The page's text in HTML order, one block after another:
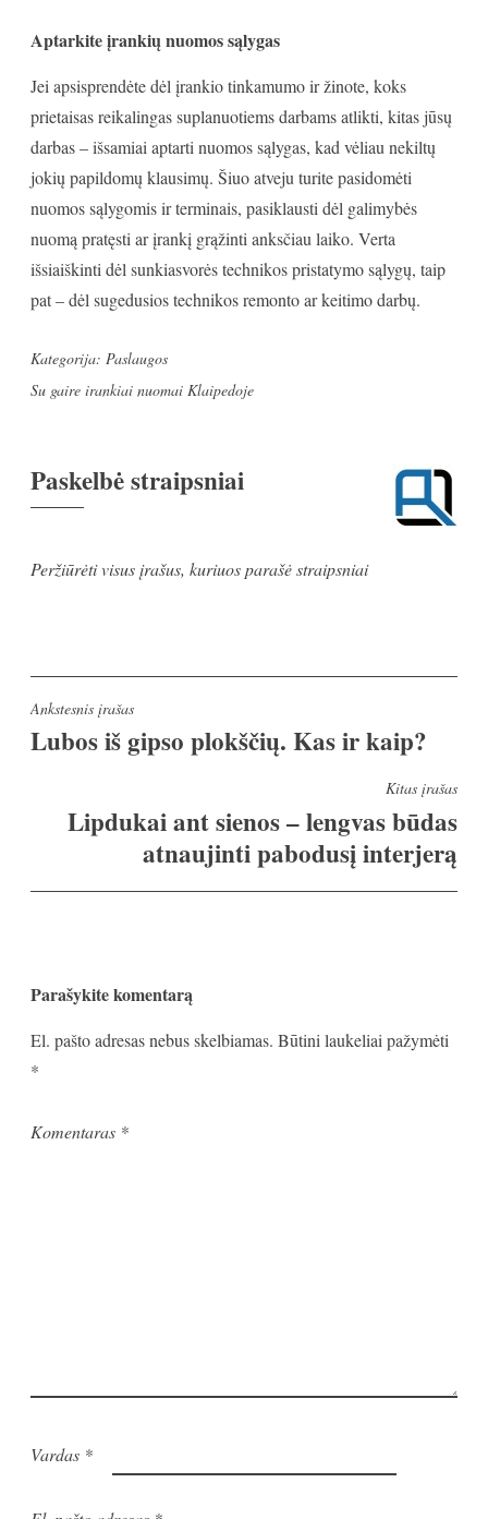
Aptarkite įrankių nuomos sąlygas
Jei apsisprendėte dėl įrankio tinkamumo ir žinote, koks
prietaisas reikalingas suplanuotiems darbams atlikti, kitas jūsų
darbas – išsamiai aptarti nuomos sąlygas, kad vėliau nekiltų
jokių papildomų klausimų. Šiuo atveju turite pasidomėti
nuomos sąlygomis ir terminais, pasiklausti dėl galimybės
nuomą pratęsti ar įrankį grąžinti anksčiau laiko. Verta
išsiaiškinti dėl sunkiasvorės technikos pristatymo sąlygų, taip
pat – dėl sugedusios technikos remonto ar keitimo darbų.
Kategorija: Paslaugos
Su gaire irankiai nuomai Klaipedoje
Paskelbėstraipsniai
Peržiūrėti visus įrašus, kuriuos parašė straipsniai
Navigacija
tarp
Ankstesnis įrašas
Lubos iš gipso plokščių. Kas ir kaip?
Kitas įrašas
Lipdukai ant sienos – lengvas būdas
atnaujinti pabodusį interjerą
Parašykite komentarą
El. pašto adresas nebus skelbiamas. Būtini laukeliai pažymėti
*
Komentaras *
Vardas *